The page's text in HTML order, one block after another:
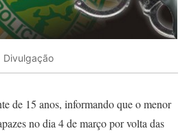
Divulgação
de 15 anos, informando que o menor
no dia 4 de março por volta das